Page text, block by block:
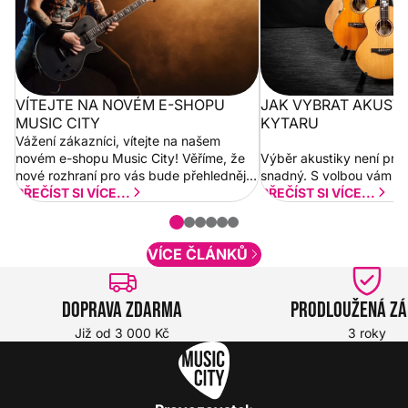
VÍTEJTE NA NOVÉM E-SHOPU
MUSIC CITY
Vážení zákazníci, vítejte na našem
novém e-shopu Music City! Věříme, že
nové rozhraní pro vás bude přehlednější
a rychlejší. Postupně budeme přidávat
PŘEČÍST SI VÍCE...
JAK VYBRAT
KYTARU
Výběr akustiky není pro
snadný. S volbou vám
PŘEČÍST SI VÍCE...
VÍCE ČLÁNKŮ
Doprava zdarma
Již od 3 000 Kč
Prodloužená
3 roky